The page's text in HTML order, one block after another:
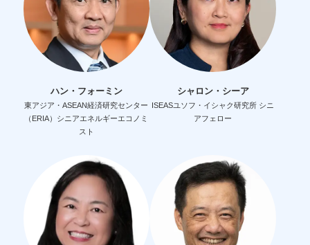
ハン・フォーミン
東アジア・ASEAN経済研究センター
（ERIA）シニアエネルギーエコノミ
スト
シャロン・シーア
ISEASユソフ・イシャク研究所 シニ
アフェロー